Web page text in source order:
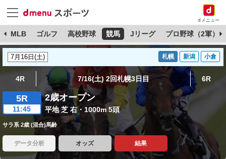
dメニュー
MLB ゴルフ 高校野球 競馬 Jリーグ プロ野球（2軍）
札幌 新潟 小倉
4R 7/16(土) 2回札幌3日目 6R
5R
11:45
2歳オープン
平地 芝 右・1000m 5頭
サラ系 2歳 (混合)馬齢
データ分析 オッズ 結果